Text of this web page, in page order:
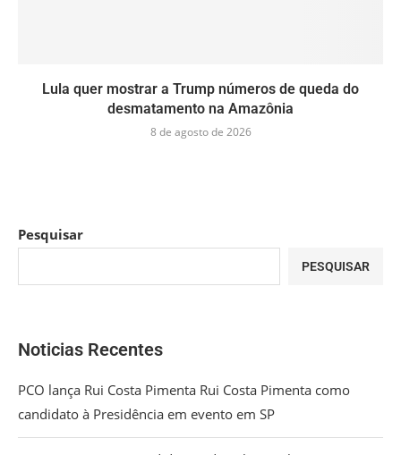
Lula quer mostrar a Trump números de queda do
desmatamento na Amazônia
8 de agosto de 2026
Pesquisar
PESQUISAR
Noticias Recentes
PCO lança Rui Costa Pimenta Rui Costa Pimenta como
candidato à Presidência em evento em SP